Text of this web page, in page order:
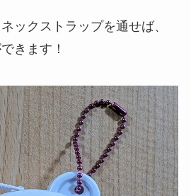
ックストラップを通せば、
きます！